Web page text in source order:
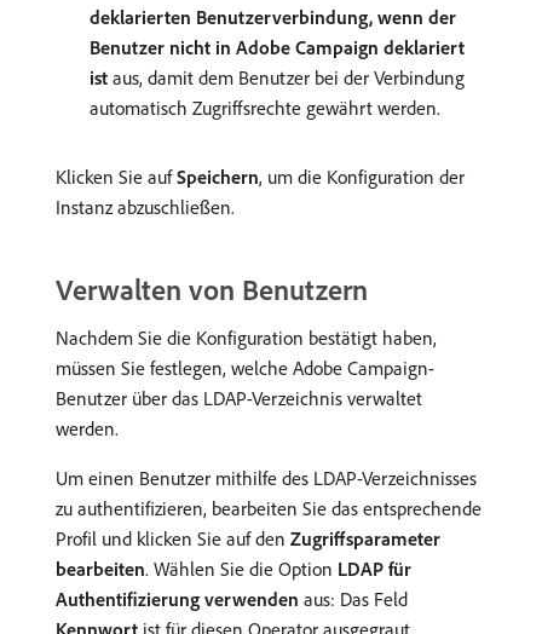
deklarierten Benutzerverbindung, wenn der
Benutzer nicht in Adobe Campaign deklariert
ist aus, damit dem Benutzer bei der Verbindung
automatisch Zugriffsrechte gewährt werden.
Klicken Sie aufSpeichern, um die Konfiguration der
Instanz abzuschließen.
Verwalten von Benutzern
Nachdem Sie die Konfiguration bestätigt haben,
müssen Sie festlegen, welche Adobe Campaign-
Benutzer über das LDAP-Verzeichnis verwaltet
werden.
Um einen Benutzer mithilfe des LDAP-Verzeichnisses
zu authentifizieren, bearbeiten Sie das entsprechende
Profil und klicken Sie auf den Zugriffsparameter
bearbeiten. Wählen Sie die Option LDAP für
Authentifizierung verwenden aus: Das Feld
Kennwort ist für diesen Operator ausgegraut.